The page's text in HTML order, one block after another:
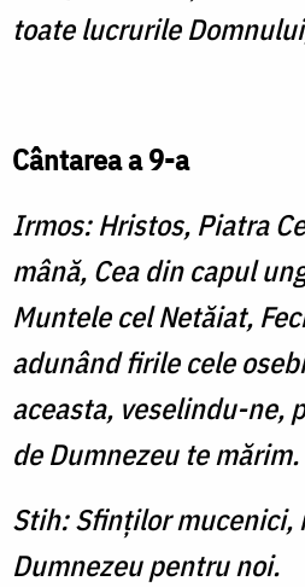
toate lucrurile
Cântarea a 9-a
Irmos: Hristos, Piatra
mână, Cea din capul
Muntele cel Netăiat,
adunând firile cele
aceasta, veselindu-ne,
de Dumnezeu te mărim.
Stih: Sfinţilor mucenici,
Dumnezeu pentru noi.